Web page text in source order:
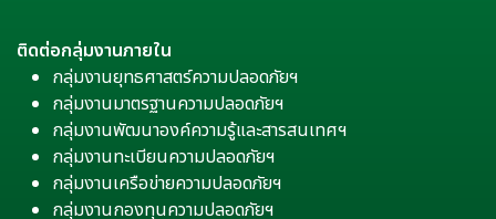
ติดต่อกลุ่มงานภายใน
กลุ่มงานยุทธศาสตร์ความปลอดภัยฯ
กลุ่มงานมาตรฐานความปลอดภัยฯ
กลุ่มงานพัฒนาองค์ความรู้และสารสนเทศฯ
กลุ่มงานทะเบียนความปลอดภัยฯ
กลุ่มงานเครือข่ายความปลอดภัยฯ
กลุ่มงานกองทุนความปลอดภัยฯ